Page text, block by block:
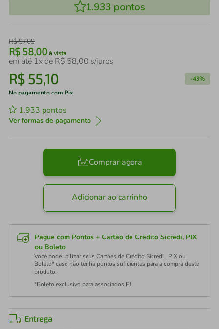
1.933 pontos
R$97,09
R$ 58,00 à vista
em até 1x de R$ 58,00 s/juros
R$ 55,10 -43%
No pagamento com Pix
1.933 pontos
Ver formas de pagamento
Comprar agora
Adicionar ao carrinho
Pague com Pontos + Cartão de Crédito Sicredi, PIX
ou Boleto
Você pode utilizar seus Cartões de Crédito Sicredi , PIX ou
Boleto* caso não tenha pontos suficientes para a compra deste
produto.
*Boleto exclusivo para associados PJ
Entrega